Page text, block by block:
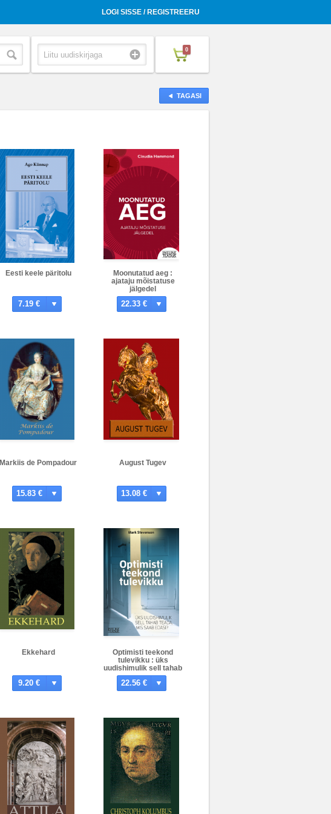
LOGI SISSE / REGISTREERU
0
TAGASI
Eesti keele päritolu
7.19 €
Moonutatud aeg :
ajataju mõistatuse
jälgedel
22.33 €
Markiis de Pompadour
15.83 €
August Tugev
13.08 €
Ekkehard
9.20 €
Optimisti teekond
tulevikku : üks
uudishimulik sell tahab
teada, mis saab
edasi?
22.56 €